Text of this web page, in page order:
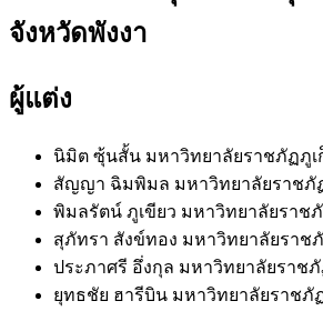
จังหวัดพังงา
ผู้แต่ง
นิมิต ซุ้นสั้น มหาวิทยาลัยราชภัฏภูเ
สัญญา ฉิมพิมล มหาวิทยาลัยราชภั
พิมลรัตน์ ภูเขียว มหาวิทยาลัยราช
สุภัทรา สังข์ทอง มหาวิทยาลัยราช
ประภาศรี อึ่งกุล มหาวิทยาลัยราช
ยุทธชัย ฮารีบิน มหาวิทยาลัยราชภั